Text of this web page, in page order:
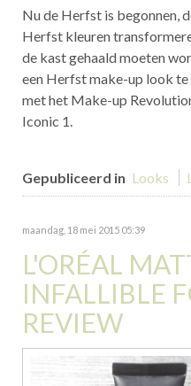
Nu de Herfst is begonnen,
Herfst kleuren
de kast gehaald moeten
een Herfst make-up look
met het Make-up
Iconic 1.
Gepubliceerd in Looks
maandag, 18 mei 2015 05:39
L'ORÉAL
INFALLIBLE
REVIEW